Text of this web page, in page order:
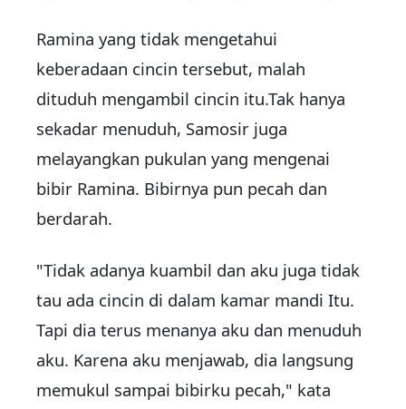
Ramina yang tidak mengetahui
keberadaan cincin tersebut, malah
dituduh mengambil cincin itu.Tak hanya
sekadar menuduh, Samosir juga
melayangkan pukulan yang mengenai
bibir Ramina. Bibirnya pun pecah dan
berdarah.
"Tidak adanya kuambil dan aku juga tidak
tau ada cincin di dalam kamar mandi Itu.
Tapi dia terus menanya aku dan menuduh
aku. Karena aku menjawab, dia langsung
memukul sampai bibirku pecah," kata